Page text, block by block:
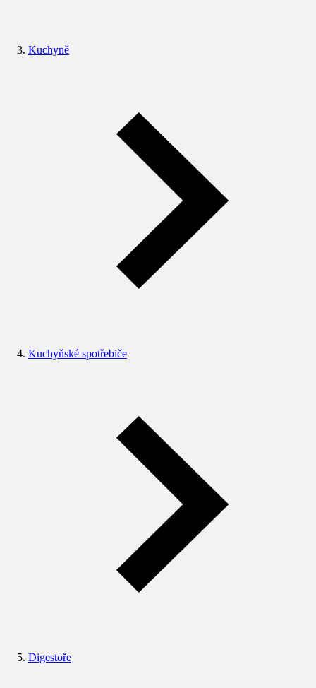
Kuchyně
Kuchyňské spotřebiče
Digestoře